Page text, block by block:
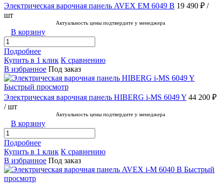
Электрическая варочная панель AVEX EM 6049 B 19 490 ₽ /
шт
Актуальность цены подтвердите у менеджера
В корзину
Подробнее
Купить в 1 клик К сравнению
В избранное Под заказ
Быстрый просмотр
Электрическая варочная панель HIBERG i-MS 6049 Y 44 200 ₽
/ шт
Актуальность цены подтвердите у менеджера
В корзину
Подробнее
Купить в 1 клик К сравнению
В избранное Под заказ
Быстрый
просмотр